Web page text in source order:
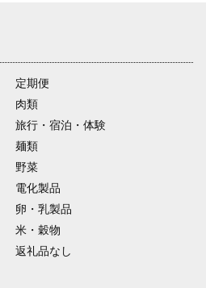
定期便
肉類
旅行・宿泊・体験
麺類
野菜
電化製品
卵・乳製品
米・穀物
返礼品なし